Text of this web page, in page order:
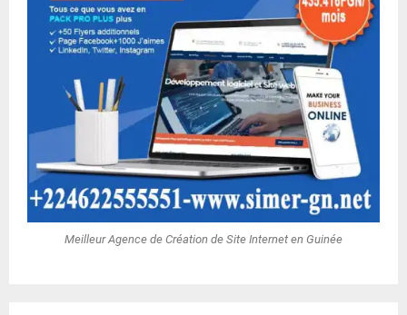
Meilleur Agence de Création de Site Internet en Guinée